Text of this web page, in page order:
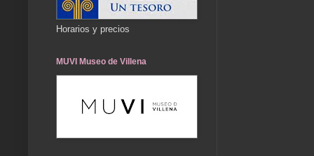
Horarios y precios
MUVI Museo de Villena